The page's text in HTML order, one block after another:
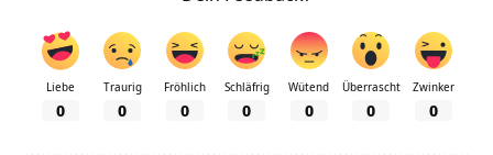
Liebe
0
Traurig
0
Fröhlich
0
Schläfrig
0
Wütend
0
Überrascht
0
Zwinker
0